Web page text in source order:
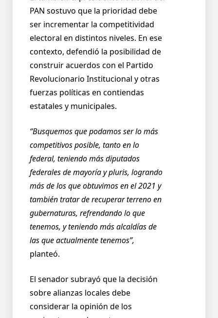
PAN sostuvo que la prioridad debe
ser incrementar la competitividad
electoral en distintos niveles. En ese
contexto, defendió la posibilidad de
construir acuerdos con el Partido
Revolucionario Institucional y otras
fuerzas políticas en contiendas
estatales y municipales.
“Busquemos que podamos ser lo más
competitivos posible, tanto en lo
federal, teniendo más diputados
federales de mayoría y pluris, logrando
más de los que obtuvimos en el 2021 y
también tratar de recuperar terreno en
gubernaturas, refrendando lo que
tenemos, y teniendo más alcaldías de
las que actualmente tenemos”,
planteó.
El senador subrayó que la decisión
sobre alianzas locales debe
considerar la opinión de los